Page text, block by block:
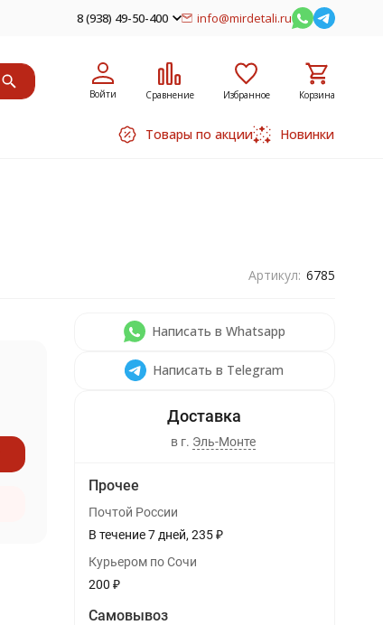
8 (938) 49-50-400 info@mirdetali.ru
Войти Сравнение Избранное Корзина
Товары по акции Новинки
Артикул: 6785
Написать в Whatsapp
Написать в Telegram
в г. Эль-Монте
Прочее
Почтой России
В течение7 дней 235₽
Курьером по Сочи
200 ₽
Самовывоз